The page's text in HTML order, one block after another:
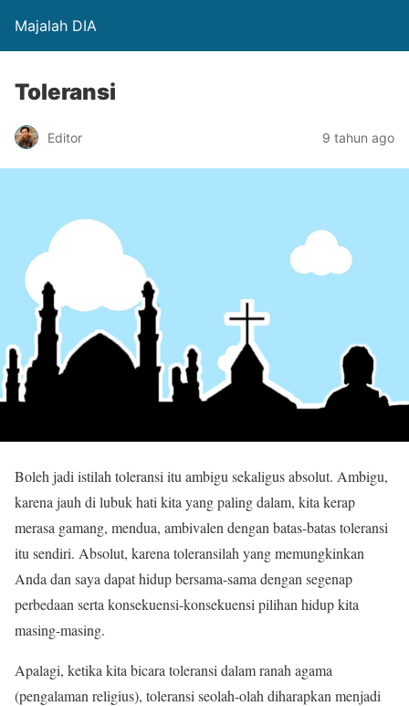
Majalah DIA
Toleransi
Editor 9 tahun ago
Boleh jadi istilah toleransi itu ambigu sekaligus absolut. Ambigu,
karena jauh di lubuk hati kita yang paling dalam, kita kerap
merasa gamang, mendua, ambivalen dengan batas-batas toleransi
itu sendiri. Absolut, karena toleransilah yang memungkinkan
Anda dan saya dapat hidup bersama-sama dengan segenap
perbedaan serta konsekuensi-konsekuensi pilihan hidup kita
masing-masing.
Apalagi, ketika kita bicara toleransi dalam ranah agama
(pengalaman religius), toleransi seolah-olah diharapkan menjadi